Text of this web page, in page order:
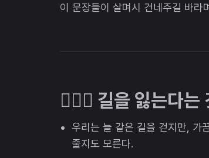
이 문장들이 살며시 건네주길 바라
🚶🏻‍♂️ 길을 잃는다
우리는 늘 같은 길을 걷지만, 가
줄지도 모른다.